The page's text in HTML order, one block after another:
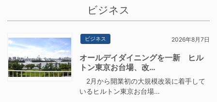
ビジネス
ビジネス 2026年8月7日
オールデイダイニングを一新 ヒル
トン東京お台場、改…
2月から開業初の大規模改装に着手して
いるヒルトン東京お台場…